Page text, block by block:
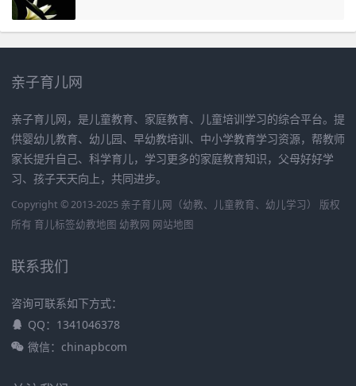
亲子育儿网
亲子育儿网，是儿童教育、家庭教育、儿童培训学习的综合平台。提
供婴幼儿教育、幼儿园、早幼教培训、中小学教育学习资源，帮教师
家长提升自己、科学育儿，学习更多的家庭教育知识，父母好好学
习、孩子天天向上，共同进步。
Copyright © 2013-2025 亲子育儿网（幼教、儿童教育、幼儿学习） 版权
所有 育儿标签幼教地图 幼教网 网站地图
联系我们
咨询可联系如下方式：
QQ：1341046378
微信：chinapbcom